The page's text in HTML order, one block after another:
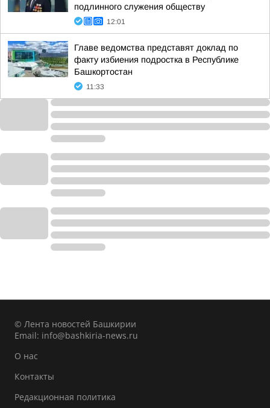
подлинного служения обществу
12:01
Главе ведомства представят доклад по
факту избиения подростка в Республике
Башкортостан
11:33
© Лента новостей Башкирии
Email: info@bashkiria-news.ru
О нас
Контакты
Редакционная политика